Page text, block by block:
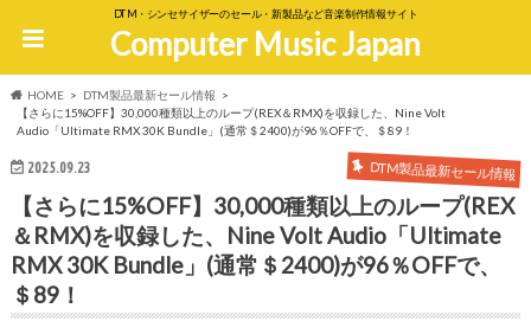
DTM・シンセサイザーのセール・新製品など音楽制作情報サイト
Computer Music Japan
HOME
DTM製品最新セール情報
【さらに15%OFF】30,000種類以上のループ(REX＆RMX)を収録した、Nine Volt
Audio「Ultimate RMX 30K Bundle」(通常＄2400)が96％OFFで、＄89！
2025.09.23 DTM製品最新セール情報
【さらに15%OFF】30,000種類以上のループ(REX
＆RMX)を収録した、Nine Volt Audio「Ultimate
RMX 30K Bundle」(通常＄2400)が96％OFFで、
＄89！